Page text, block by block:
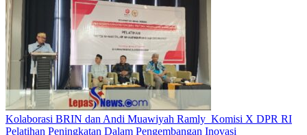
Kolaborasi BRIN dan Andi Muawiyah Ramly Komisi X DPR RI
Pelatihan Peningkatan Dalam Pengembangan Inovasi